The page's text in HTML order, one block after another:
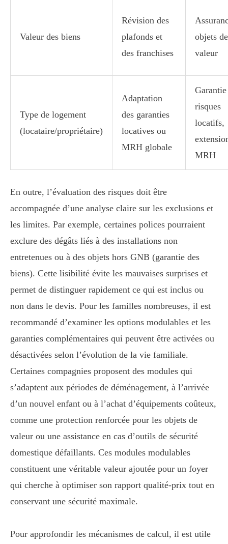
Valeur des biens
Révision des
plafonds et
des franchises
objets de
valeur
Type de logement
(locataire/propriétaire)
Adaptation
des garanties
locatives ou
MRH globale
Garantie
risques
locatifs,
MRH
En outre, l’évaluation des risques doit être
accompagnée d’une analyse claire sur les exclusions et
les limites. Par exemple, certaines polices pourraient
exclure des dégâts liés à des installations non
entretenues ou à des objets hors GNB (garantie des
biens). Cette lisibilité évite les mauvaises surprises et
permet de distinguer rapidement ce qui est inclus ou
non dans le devis. Pour les familles nombreuses, il est
recommandé d’examiner les options modulables et les
garanties complémentaires qui peuvent être activées ou
désactivées selon l’évolution de la vie familiale.
Certaines compagnies proposent des modules qui
s’adaptent aux périodes de déménagement, à l’arrivée
d’un nouvel enfant ou à l’achat d’équipements coûteux,
comme une protection renforcée pour les objets de
valeur ou une assistance en cas d’outils de sécurité
domestique défaillants. Ces modules modulables
constituent une véritable valeur ajoutée pour un foyer
qui cherche à optimiser son rapport qualité-prix tout en
conservant une sécurité maximale.
Pour approfondir les mécanismes de calcul, il est utile